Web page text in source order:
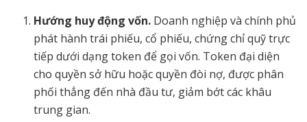
Hướng huy động vốn. Doanh nghiệp và chính phủ
phát hành trái phiếu, cổ phiếu, chứng chỉ quỹ trực
tiếp dưới dạng token để gọi vốn. Token đại diện
cho quyền sở hữu hoặc quyền đòi nợ, được phân
phối thẳng đến nhà đầu tư, giảm bớt các khâu
trung gian.